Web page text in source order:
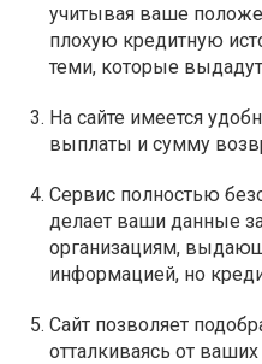
учитывая ваше
плохую кредитную
теми, которые
На сайте имеется
выплаты и сумму
Сервис полностью
делает ваши данные
организациям,
информацией, но
Сайт позволяет
отталкиваясь от